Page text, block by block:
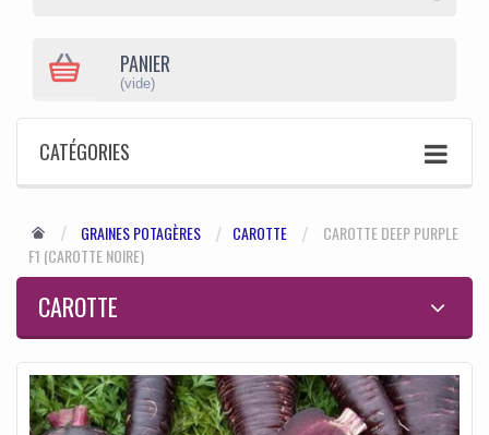
PANIER
(vide)
CATÉGORIES
GRAINES POTAGÈRES CAROTTE
CAROTTE DEEP PURPLE
F1 (CAROTTE NOIRE)
CAROTTE